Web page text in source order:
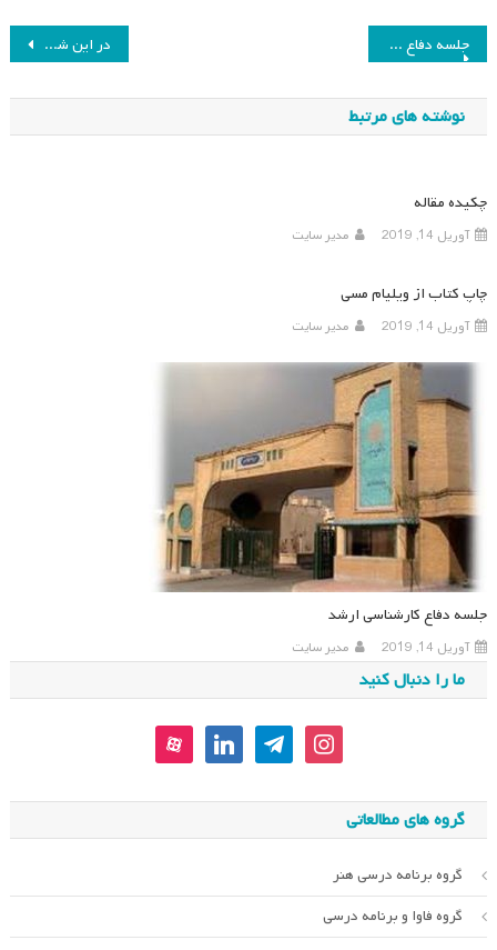
راهبری
نوشته
در این شماره می‌خوانید جلسه دفاع کارشناسی ارشد
نوشته های مرتبط
چکیده مقاله
آوریل 14, 2019 مدیر سایت
چاپ کتاب از ویلیام مسی
آوریل 14, 2019 مدیر سایت
جلسه دفاع کارشناسی ارشد
آوریل 14, 2019 مدیر سایت
ما را دنبال کنید
instagram
telegram
linkedin
aparat
گروه های مطالعاتی
گروه برنامه درسی هنر
گروه فاوا و برنامه درسی